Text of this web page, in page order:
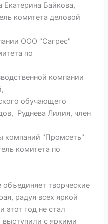
Екатерина Байкова,
комитета деловой
ООО "Сагрес"
по
компании
обучающего
Руднева Лилия, член
компаний "Промсеть"
комитета по
творческие
радуя всех яркой
этот год не стал
с яркими